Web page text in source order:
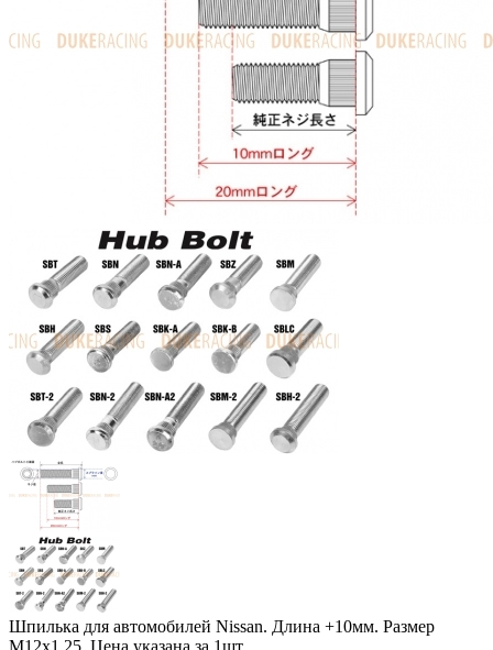
Шпилька для автомобилей Nissan. Длина +10мм. Размер
M12x1,25. Цена указана за 1шт.